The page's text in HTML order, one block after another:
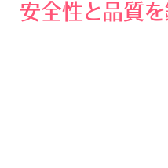
安全性と品質